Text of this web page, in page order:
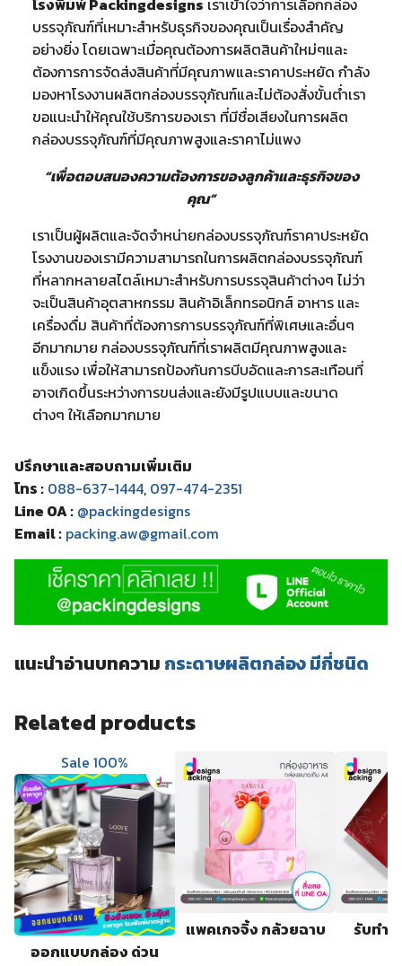
โรงพิมพ์ Packingdesigns เราเข้าใจว่าการเลือกกล่อง
บรรจุภัณฑ์ที่เหมาะสำหรับธุรกิจของคุณเป็นเรื่องสำคัญ
อย่างยิ่ง โดยเฉพาะเมื่อคุณต้องการผลิตสินค้าใหม่ๆและ
ต้องการการจัดส่งสินค้าที่มีคุณภาพและราคาประหยัด กำลัง
มองหาโรงงานผลิตกล่องบรรจุภัณฑ์และไม่ต้องสั่งขั้นต่ำเรา
ขอแนะนำให้คุณใช้บริการของเรา ที่มีชื่อเสียงในการผลิต
กล่องบรรจุภัณฑ์ที่มีคุณภาพสูงและราคาไม่แพง
“เพื่อตอบสนองความต้องการของลูกค้าและธุรกิจของ
คุณ”
เราเป็นผู้ผลิตและจัดจำหน่ายกล่องบรรจุภัณฑ์ราคาประหยัด
โรงงานของเรามีความสามารถในการผลิตกล่องบรรจุภัณฑ์
ที่หลากหลายสไตล์เหมาะสำหรับการบรรจุสินค้าต่างๆ ไม่ว่า
จะเป็นสินค้าอุตสาหกรรม สินค้าอิเล็กทรอนิกส์ อาหาร และ
เครื่องดื่ม สินค้าที่ต้องการการบรรจุภัณฑ์ที่พิเศษและอื่นๆ
อีกมากมาย กล่องบรรจุภัณฑ์ที่เราผลิตมีคุณภาพสูงและ
แข็งแรง เพื่อให้สามารถป้องกันการบีบอัดและการสะเทือนที่
อาจเกิดขึ้นระหว่างการขนส่งและยังมีรูปแบบและขนาด
ต่างๆ ให้เลือกมากมาย
ปรึกษาและสอบถามเพิ่มเติม
โทร : 088-637-1444, 097-474-2351
Line OA : @packingdesigns
Email : packing.aw@gmail.com
แนะนำอ่านบทความ กระดาษผลิตกล่อง มีกี่ชนิด
Related products
Sale 100%
ออกแบบกล่อง ด่วน
แพคเกจจิ้ง กล้วยฉาบ รับทำ